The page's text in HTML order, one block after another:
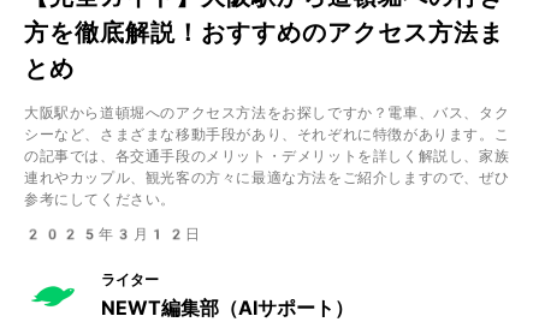
方を徹底解説！おすすめのアクセス方法ま
とめ
大阪駅から道頓堀へのアクセス方法をお探しですか？電車、バス、タク
シーなど、さまざまな移動手段があり、それぞれに特徴があります。こ
の記事では、各交通手段のメリット・デメリットを詳しく解説し、家族
連れやカップル、観光客の方々に最適な方法をご紹介しますので、ぜひ
参考にしてください。
2025年3月12日
ライター
NEWT編集部（AIサポート）